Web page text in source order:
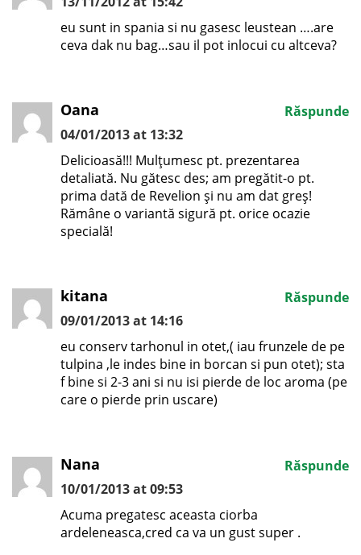
eu sunt in spania si nu gasesc leustean ….are
ceva dak nu bag…sau il pot inlocui cu altceva?
Oana
04/01/2013 at 13:32
Delicioasă!!! Mulțumesc pt. prezentarea
detaliată. Nu gătesc des; am pregătit-o pt.
prima dată de Revelion și nu am dat greș!
Rămâne o variantă sigură pt. orice ocazie
specială!
Răspunde
kitana
09/01/2013 at 14:16
eu conserv tarhonul in otet,( iau frunzele de pe
tulpina ,le indes bine in borcan si pun otet); sta
f bine si 2-3 ani si nu isi pierde de loc aroma (pe
care o pierde prin uscare)
Răspunde
Nana
10/01/2013 at 09:53
Acuma pregatesc aceasta ciorba
ardeleneasca,cred ca va un gust super .
Răspunde